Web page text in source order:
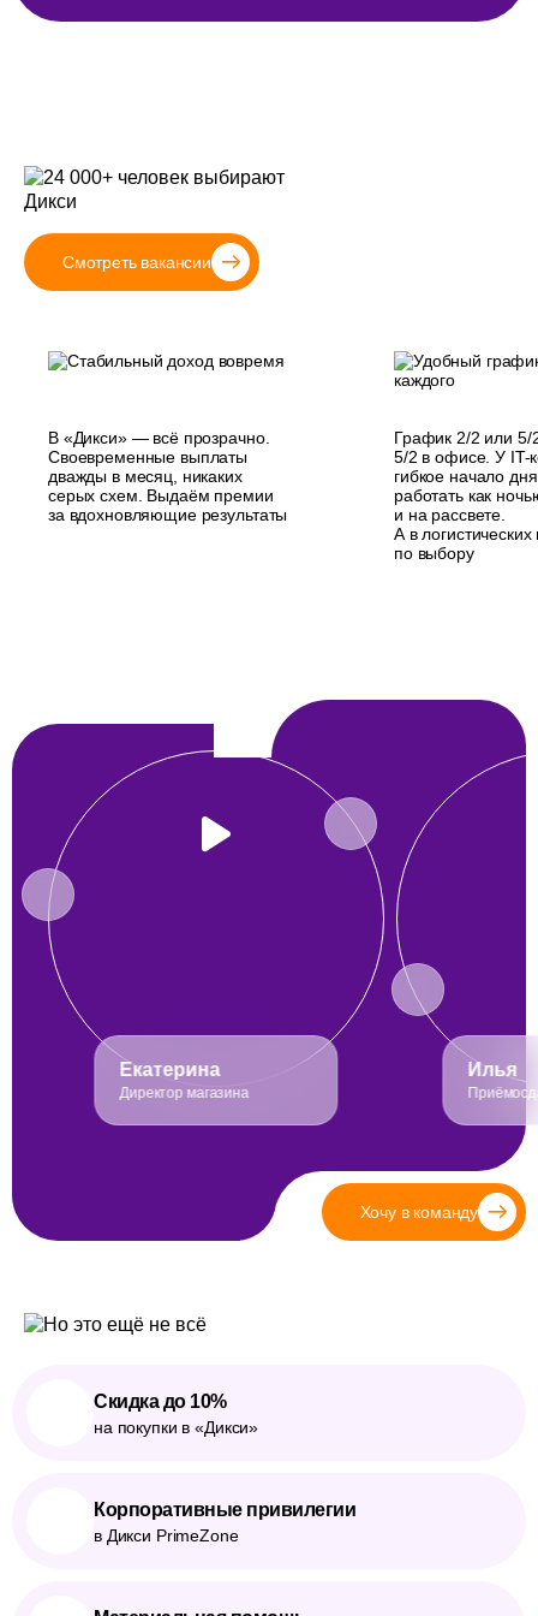
Смотреть вакансии
В «Дикси» — всё прозрачно.
Своевременные выплаты
дважды в месяц, никаких
серых схем. Выдаём премии
за вдохновляющие результаты
График 2/2 или 5/
5/2 в офисе. У
гибкое начало
работать как
и на рассвете.
А в
по выбору
Екатерина
Директор магазина
Илья
Хочу в команду
Скидка до 10%
на покупки в «Дикси»
Корпоративные привилегии
в Дикси PrimeZone